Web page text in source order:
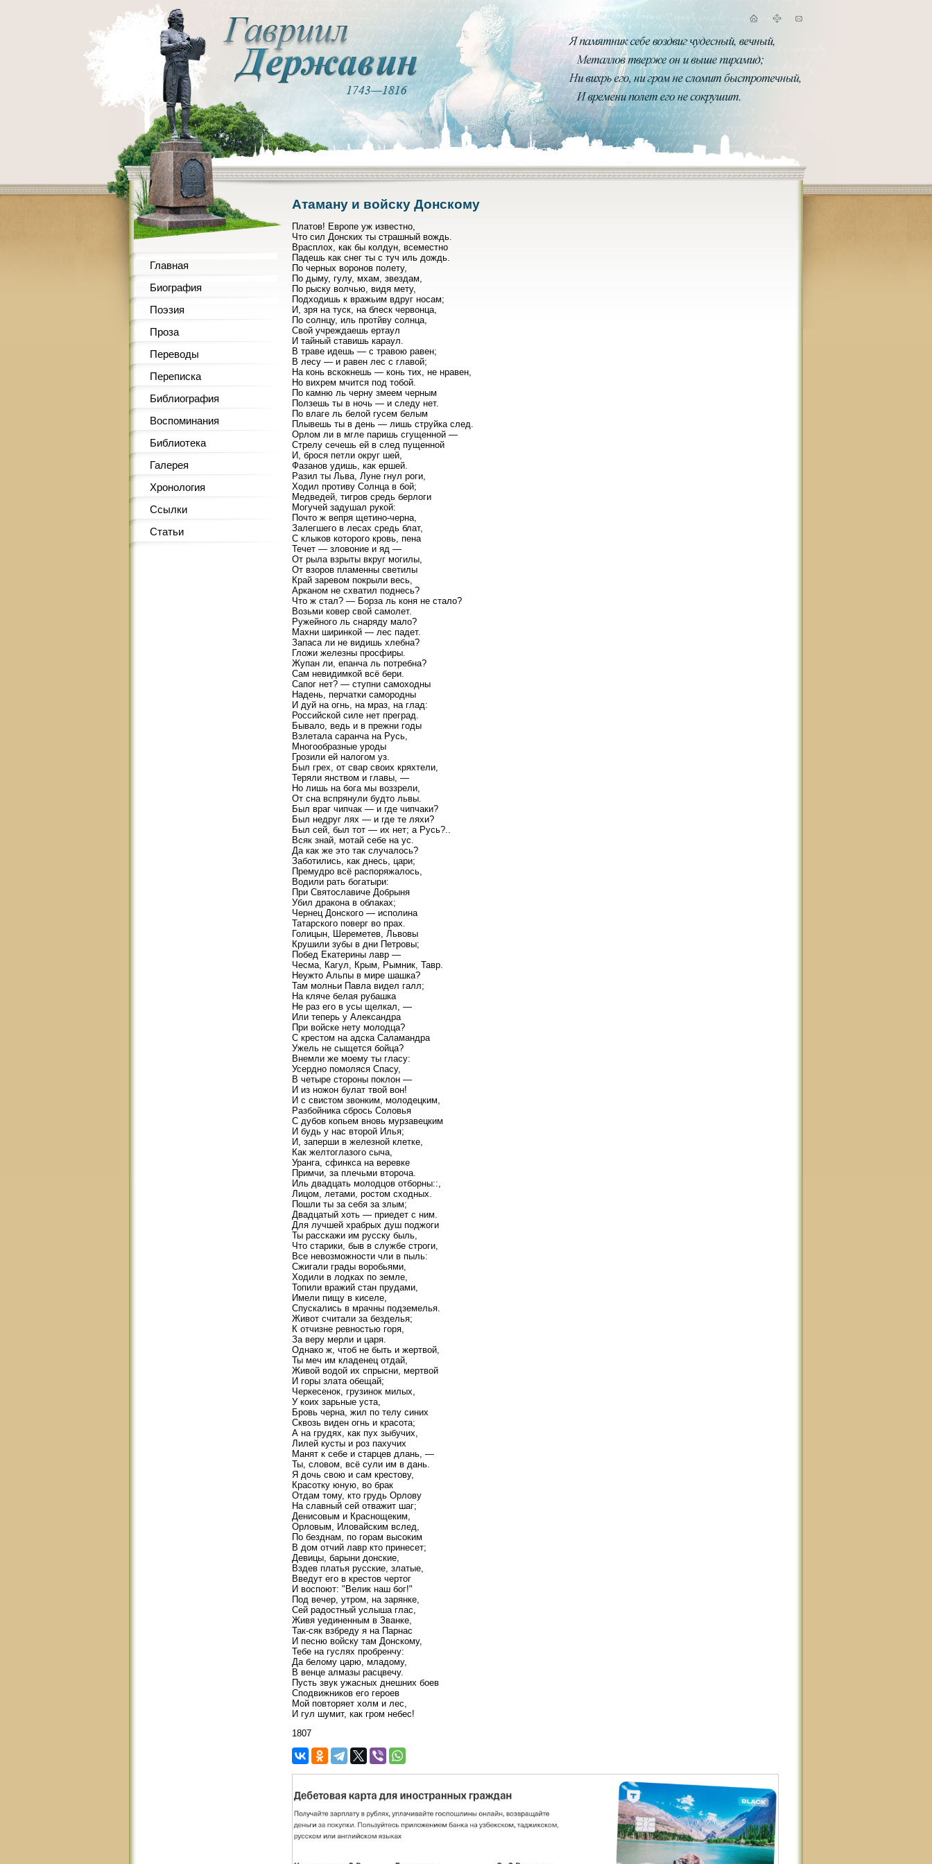
Главная
Биография
Поэзия
Проза
Переводы
Переписка
Библиография
Воспоминания
Библиотека
Галерея
Хронология
Ссылки
Статьи
Атаману и войску Донскому
Платов! Европе уж известно,
Что сил Донских ты страшный вождь.
Врасплох, как бы колдун, всеместно
Падешь как снег ты с туч иль дождь.
По черных воронов полету,
По дыму, гулу, мхам, звездам,
По рыску волчью, видя мету,
Подходишь к вражьим вдруг носам;
И, зря на туск, на блеск червонца,
По солнцу, иль протйву солнца,
Свой учреждаешь ертаул
И тайный ставишь караул.
В траве идешь — с травою равен;
В лесу — и равен лес с главой;
На конь вскокнешь — конь тих, не нравен,
Но вихрем мчится под тобой.
По камню ль черну змеем черным
Ползешь ты в ночь — и следу нет.
По влаге ль белой гусем белым
Плывешь ты в день — лишь струйка след.
Орлом ли в мгле паришь сгущенной —
Стрелу сечешь ей в след пущенной
И, брося петли округ шей,
Фазанов удишь, как ершей.
Разил ты Льва, Луне гнул роги,
Ходил противу Солнца в бой;
Медведей, тигров средь берлоги
Могучей задушал рукой:
Почто ж вепря щетино-черна,
Залегшего в лесах средь блат,
С клыков которого кровь, пена
Течет — зловоние и яд —
От рыла взрыты вкруг могилы,
От взоров пламенны светилы
Край заревом покрыли весь,
Арканом не схватил поднесь?
Что ж стал? — Борза ль коня не стало?
Возьми ковер свой самолет.
Ружейного ль снаряду мало?
Махни ширинкой — лес падет.
Запаса ли не видишь хлебна?
Гложи железны просфиры.
Жупан ли, епанча ль потребна?
Сам невидимкой всё бери.
Сапог нет? — ступни самоходны
Надень, перчатки самородны
И дуй на огнь, на мраз, на глад:
Российской силе нет преград.
Бывало, ведь и в прежни годы
Взлетала саранча на Русь,
Многообразные уроды
Грозили ей налогом уз.
Был грех, от свар своих кряхтели,
Теряли янством и главы, —
Но лишь на бога мы воззрели,
От сна вспрянули будто львы.
Был враг чипчак — и где чипчаки?
Был недруг лях — и где те ляхи?
Был сей, был тот — их нет; а Русь?..
Всяк знай, мотай себе на ус.
Да как же это так случалось?
Заботились, как днесь, цари;
Премудро всё распоряжалось,
Водили рать богатыри:
При Святославиче Добрыня
Убил дракона в облаках;
Чернец Донского — исполина
Татарского поверг во прах.
Голицын, Шереметев, Львовы
Крушили зубы в дни Петровы;
Побед Екатерины лавр —
Чесма, Кагул, Крым, Рымник, Тавр.
Неужто Альпы в мире шашка?
Там молньи Павла видел галл;
На кляче белая рубашка
Не раз его в усы щелкал, —
Или теперь у Александра
При войске нету молодца?
С крестом на адска Саламандра
Ужель не сыщется бойца?
Внемли же моему ты гласу:
Усердно помоляся Спасу,
В четыре стороны поклон —
И из ножон булат твой вон!
И с свистом звонким, молодецким,
Разбойника сбрось Соловья
С дубов копьем вновь мурзавецким
И будь у нас второй Илья;
И, заперши в железной клетке,
Как желтоглазого сыча,
Уранга, сфинкса на веревке
Примчи, за плечьми второча.
Иль двадцать молодцов отборны::,
Лицом, летами, ростом сходных.
Пошли ты за себя за злым;
Двадцатый хоть — приедет с ним.
Для лучшей храбрых душ поджоги
Ты расскажи им русску быль,
Что старики, быв в службе строги,
Все невозможности чли в пыль:
Сжигали грады воробьями,
Ходили в лодках по земле,
Топили вражий стан прудами,
Имели пищу в киселе,
Спускались в мрачны подземелья.
Живот считали за безделья;
К отчизне ревностью горя,
За веру мерли и царя.
Однако ж, чтоб не быть и жертвой,
Ты меч им кладенец отдай,
Живой водой их спрысни, мертвой
И горы злата обещай;
Черкесенок, грузинок милых,
У коих зарьные уста,
Бровь черна, жил по телу синих
Сквозь виден огнь и красота;
А на грудях, как пух зыбучих,
Лилей кусты и роз пахучих
Манят к себе и старцев длань, —
Ты, словом, всё сули им в дань.
Я дочь свою и сам крестову,
Красотку юную, во брак
Отдам тому, кто грудь Орлову
На славный сей отважит шаг;
Денисовым и Краснощеким,
Орловым, Иловайским вслед,
По безднам, по горам высоким
В дом отчий лавр кто принесет;
Девицы, барыни донские,
Вздев платья русские, златые,
Введут его в крестов чертог
И воспоют: "Велик наш бог!"
Под вечер, утром, на зарянке,
Сей радостный услыша глас,
Живя уединенным в Званке,
Так-сяк взбреду я на Парнас
И песню войску там Донскому,
Тебе на гуслях пробренчу:
Да белому царю, младому,
В венце алмазы расцвечу.
Пусть звук ужасных днешних боев
Сподвижников его героев
Мой повторяет холм и лес,
И гул шумит, как гром небес!
1807